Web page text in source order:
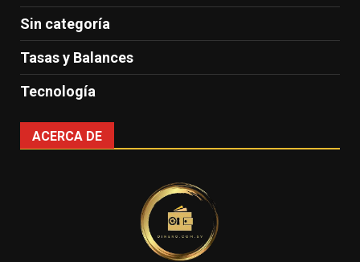
Sin categoría
Tasas y Balances
Tecnología
ACERCA DE